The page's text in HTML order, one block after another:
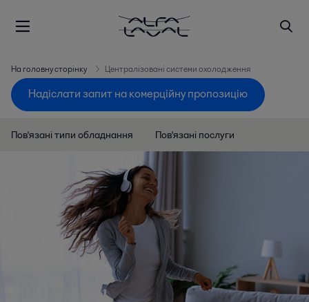
На головну сторінку Централізовані системи охолодження
Надіслати запит на комерційну пропозицію
Пов'язані типи обладнання Пов'язані послуги